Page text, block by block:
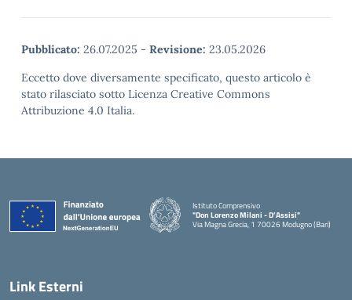
Pubblicato: 26.07.2025 - Revisione: 23.05.2026
Eccetto dove diversamente specificato, questo articolo è
stato rilasciato sotto Licenza Creative Commons
Attribuzione 4.0 Italia.
Istituto Comprensivo
"Don Lorenzo Milani - D’Assisi"
Via Magna Grecia, 1 70026 Modugno (Bari)
— Visita la pagina iniziale della scuola
Link Esterni